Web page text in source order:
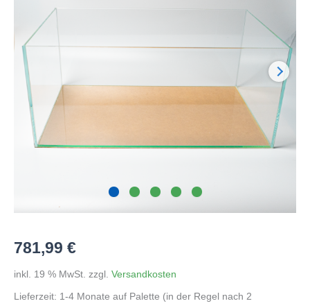
781,99 €
inkl. 19 % MwSt. zzgl. Versandkosten
Lieferzeit: 1-4 Monate auf Palette (in der Regel nach 2